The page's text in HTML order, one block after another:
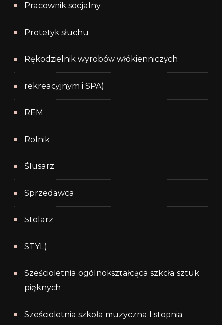
Pracownik socjalny
Protetyk słuchu
Rękodzielnik wyrobów włókienniczych
rekreacyjnym i SPA)
REM
Rolnik
Ślusarz
Sprzedawca
Stolarz
STYL)
Sześcioletnia ogólnokształcąca szkoła sztuk
pięknych
Sześcioletnia szkoła muzyczna I stopnia